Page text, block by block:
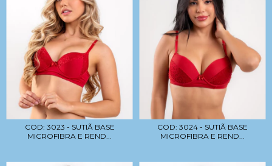
COD: 3023 - SUTIÃ BASE
MICROFIBRA E REND...
COD: 3024 - SUTIÃ BASE
MICROFIBRA E REND...